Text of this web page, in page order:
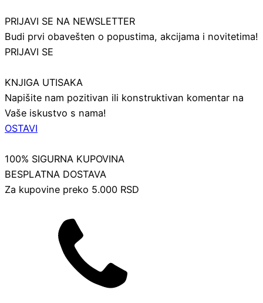
PRIJAVI SE NA NEWSLETTER
Budi prvi obavešten o popustima, akcijama i novitetima!
PRIJAVI SE
KNJIGA UTISAKA
Napišite nam pozitivan ili konstruktivan komentar na
Vaše iskustvo s nama!
OSTAVI
100% SIGURNA KUPOVINA
BESPLATNA DOSTAVA
Za kupovine preko 5.000 RSD